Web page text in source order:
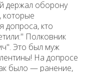
держал оборону
которые
допроса, кто
Полковник
Это был муж
На допросе
было — ранение,